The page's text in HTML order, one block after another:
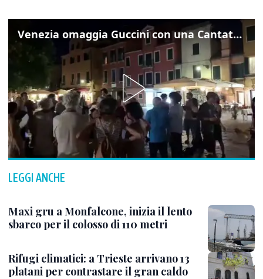
Venezia omaggia Guccini con una Cantata Anarchica in campo Santa Margherita
LEGGI ANCHE
Maxi gru a Monfalcone, inizia il lento
sbarco per il colosso di 110 metri
Rifugi climatici: a Trieste arrivano 13
platani per contrastare il gran caldo